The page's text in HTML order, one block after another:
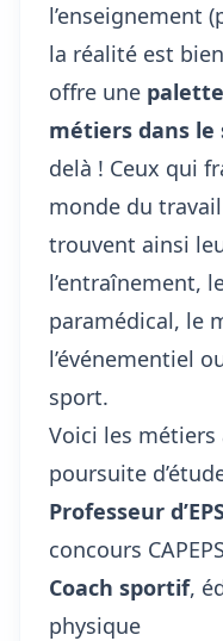
l’enseignement
la réalité est
offre une
métiers dans
delà ! Ceux qui
monde du travail
trouvent ainsi
l’entraînement,
paramédical, le
l’événementiel
sport.
Voici les métiers
poursuite
Professeur
concours
Coach sportif,
physique